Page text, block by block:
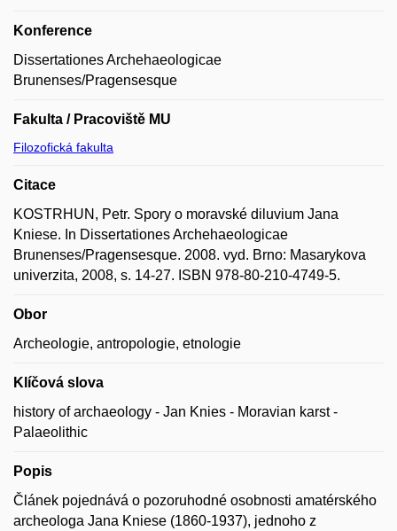
Konference
Dissertationes Archehaeologicae
Brunenses/Pragensesque
Fakulta / Pracoviště MU
Filozofická fakulta
Citace
KOSTRHUN, Petr. Spory o moravské diluvium Jana
Kniese. In Dissertationes Archehaeologicae
Brunenses/Pragensesque. 2008. vyd. Brno: Masarykova
univerzita, 2008, s. 14-27. ISBN 978-80-210-4749-5.
Obor
Archeologie, antropologie, etnologie
Klíčová slova
history of archaeology - Jan Knies - Moravian karst -
Palaeolithic
Popis
Článek pojednává o pozoruhodné osobnosti amatérského
archeologa Jana Kniese (1860-1937), jednoho z